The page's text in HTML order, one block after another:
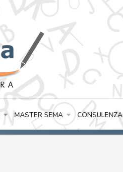
MASTER SEMA CONSULENZA